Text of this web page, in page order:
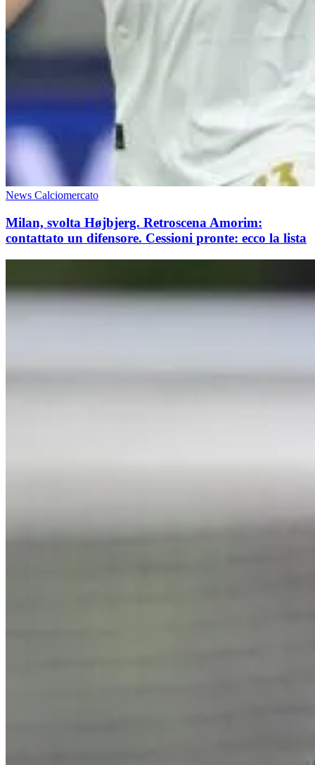
News Calciomercato
Milan, svolta Højbjerg. Retroscena Amorim:
contattato un difensore. Cessioni pronte: ecco la lista